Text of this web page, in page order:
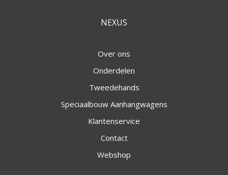
NEXUS
Over ons
Onderdelen
Tweedehands
Speciaalbouw Aanhangwagens
Klantenservice
Contact
Webshop